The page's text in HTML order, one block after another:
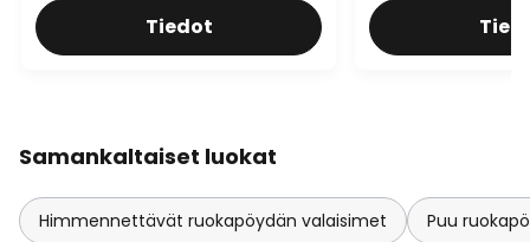
Tiedot
Samankaltaiset luokat
Himmennettävät ruokapöydän valaisimet Puu